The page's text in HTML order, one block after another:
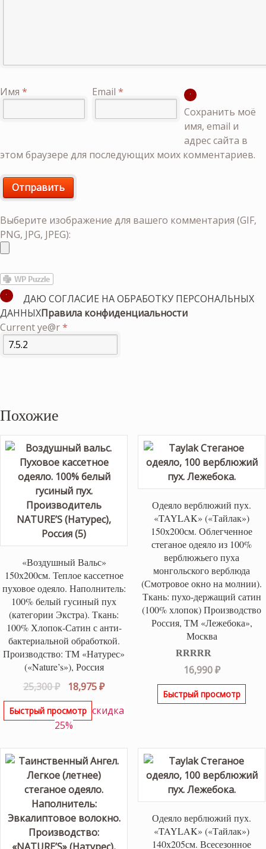
Имя * Email *
Сохранить моё
имя, email и
адрес сайта в
этом браузере для последующих моих комментариев.
Выберите изображение для вашего комментария (GIF,
PNG, JPG, JPEG):
ДАЮ СОГЛАСИЕ НА ОБРАБОТКУ ПЕРСОНАЛЬНЫХ
ДАННЫХПравила конфиденциальности
Current ye@r*
Похожие
«Воздушный Вальс»
150х200см. Теплое кассетное
пуховое одеяло. Наполнитель:
100% белый гусиный пух
(категории Экстра). Ткань:
100% Хлопок-Сатин с анти-
бактериальной обработкой.
Производство: ТМ «Натурес»
(«Nature’s»), Россия
25,300₽
Первоначальная
цена
составляла
25,300 ₽.
18,975₽Текущая
18,975 ₽.
Быстрый просмотр скидка
25%
Одеяло верблюжий пух.
«TAYLAK» («Тайлак»)
150х200см. Облегченное
стеганое одеяло из 100%
верблюжьего пуха
монгольского верблюда
(Смотровое окно на молнии).
Ткань: пухо-держащий сатин
(100% хлопок) Производство
Россия, ТМ «Лежебока»,
Москва
Оценка5.00
из 5
16,990₽
Быстрый просмотр
Одеяло верблюжий пух.
«TAYLAK» («Тайлак»)
140х205см. Всесезонное